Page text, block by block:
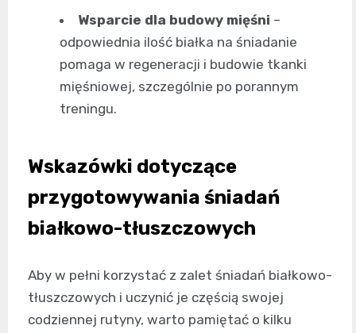
Wsparcie dla budowy mięśni –
odpowiednia ilość białka na śniadanie
pomaga w regeneracji i budowie tkanki
mięśniowej, szczególnie po porannym
treningu.
Wskazówki dotyczące
przygotowywania śniadań
białkowo-tłuszczowych
Aby w pełni korzystać z zalet śniadań białkowo-
tłuszczowych i uczynić je częścią swojej
codziennej rutyny, warto pamiętać o kilku